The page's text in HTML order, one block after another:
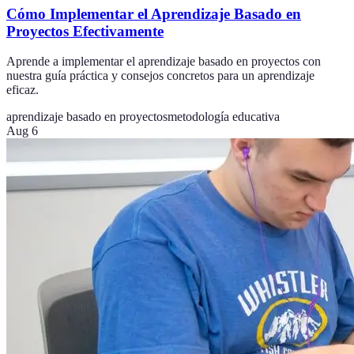
Cómo Implementar el Aprendizaje Basado en
Proyectos Efectivamente
Aprende a implementar el aprendizaje basado en proyectos con
nuestra guía práctica y consejos concretos para un aprendizaje
eficaz.
aprendizaje basado en proyectosmetodología educativa
Aug 6